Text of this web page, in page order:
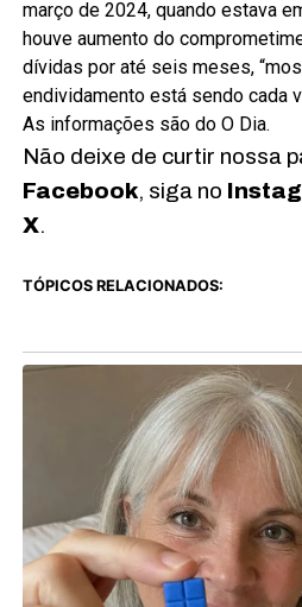
março de 2024, quando estava
houve aumento do
dívidas por até seis meses,
endividamento está sendo cada
As informações são do O Dia.
Não deixe de curtir nossa
Facebook, siga no
X.
TÓPICOS RELACIONADOS: